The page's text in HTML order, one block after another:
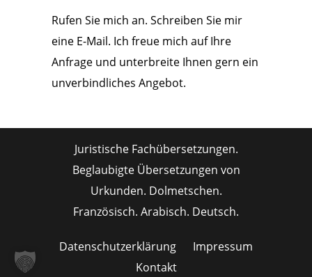
Rufen Sie mich an. Schreiben Sie mir
eine E-Mail. Ich freue mich auf Ihre
Anfrage und unterbreite Ihnen gern ein
unverbindliches Angebot.
Juristische Fachübersetzungen.
Beglaubigte Übersetzungen von
Urkunden. Dolmetschen.
Französisch. Arabisch. Deutsch.
Datenschutzerklärung
Impressum
Kontakt